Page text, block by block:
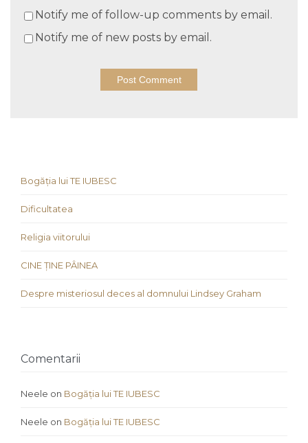
Notify me of follow-up comments by email.
Notify me of new posts by email.
Bogăția lui TE IUBESC
Dificultatea
Religia viitorului
CINE ȚINE PÂINEA
Despre misteriosul deces al domnului Lindsey Graham
Comentarii
Neele on Bogăția lui TE IUBESC
Neele on Bogăția lui TE IUBESC